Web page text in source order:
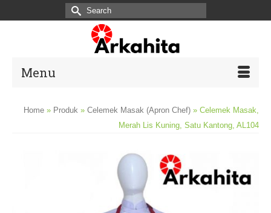
Search
Menu
Home » Produk » Celemek Masak (Apron Chef) » Celemek Masak,
Merah Lis Kuning, Satu Kantong, AL104